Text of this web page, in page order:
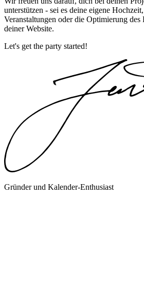
unterstützen - sei es deine eigene
Veranstaltungen oder die Optimierung des
deiner Website.
Let's get the party started!
Gründer und Kalender-Enthusiast